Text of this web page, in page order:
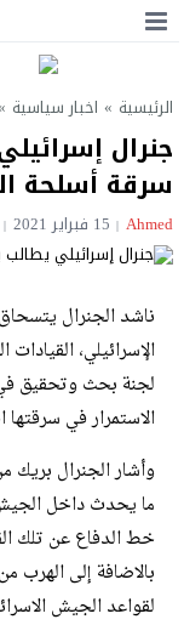
الرئيسية » اخبار سياسية
جنرال
سرقة أسلحة
Ahmed 15 فبراير 2021
ناشد الجنرال
الإسرائيلي،
لجنة بحث وتحقيق في
الاستمرار في
وأشار الجنرال بريك
ما يحدث داخل
خط الدفاع عن تلك
بالاضافة إلى الهرب
لقواعد الجيش